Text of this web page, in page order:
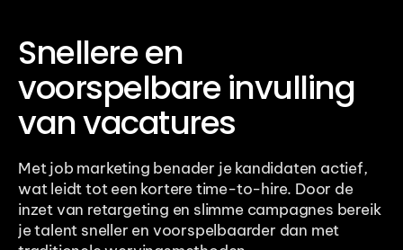
Snellere en
voorspelbare invulling
van vacatures
Met job marketing benader je kandidaten actief,
wat leidt tot een kortere time-to-hire. Door de
inzet van retargeting en slimme campagnes bereik
je talent sneller en voorspelbaarder dan met